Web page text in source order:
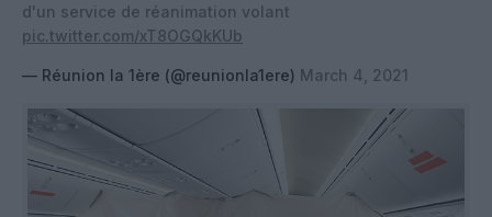
d'un service de réanimation volant
pic.twitter.com/xT8OGQkKUb
— Réunion la 1ère (@reunionla1ere) March 4, 2021